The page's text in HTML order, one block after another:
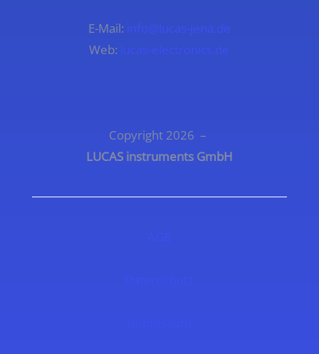
E-Mail: info@lucas-jena.de
Web: lucas-electronics.de
Copyright 2026 –
LUCAS instruments GmbH
AGB